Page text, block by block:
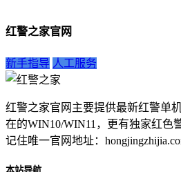
红警之家官网
新手指导 人工服务
红警之家官网主要提供最新红警单
在的WIN10/WIN11，更有独家红色
记住唯一官网地址：